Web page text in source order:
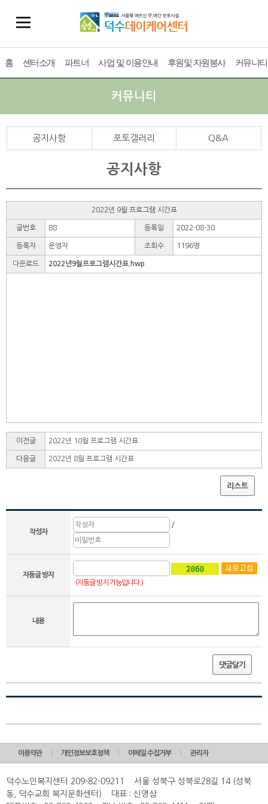
홈 센터소개 파트너 사업 및 이용안내 후원및 자원봉사 커뮤니티
커뮤니티
공지사항 포토갤러리 Q&A
공지사항
2022년 9월 프로그램 시간표
글번호 88 등록일 2022-08-30
등록자 운영자 조회수 1196명
다운로드 2022년9월프로그램시간표.hwp
이전글 2022년 10월 프로그램 시간표
다음글 2022년 8월 프로그램 시간표
리스트
작성자
/
자동글 방지
(자동글 방지 기능입니다.)
내용
댓글달기
이용약관 개인정보보호정책 이메일 수집거부 관리자
덕수노인복지센터 209-82-09211 서울 성북구 성북로28길 14 (성북
동, 덕수교회 복지문화센터) 대표 : 신영삼